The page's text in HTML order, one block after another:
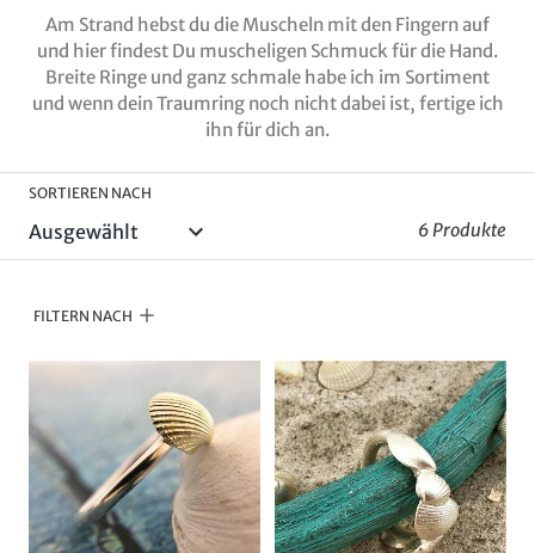
l
u
n
g
:
Am Strand hebst du die Muscheln mit den Fingern auf
und hier findest Du muscheligen Schmuck für die Hand.
Breite Ringe und ganz schmale habe ich im Sortiment
und wenn dein Traumring noch nicht dabei ist, fertige ich
ihn für dich an.
SORTIEREN NACH
6 Produkte
FILTERN NACH